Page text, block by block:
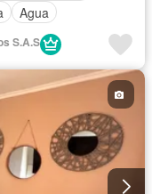
Agua
S.A.S